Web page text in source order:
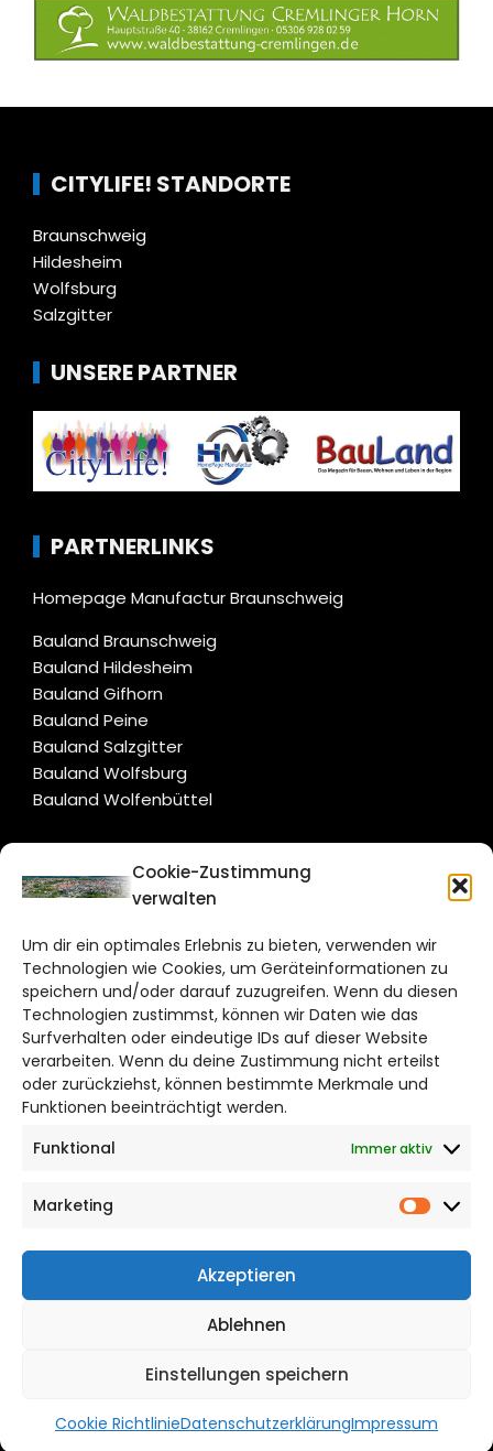
Cookie-Zustimmung
verwalten
Um dir ein optimales Erlebnis zu bieten, verwenden wir
Technologien wie Cookies, um Geräteinformationen zu
speichern und/oder darauf zuzugreifen. Wenn du diesen
Technologien zustimmst, können wir Daten wie das
Surfverhalten oder eindeutige IDs auf dieser Website
verarbeiten. Wenn du deine Zustimmung nicht erteilst
oder zurückziehst, können bestimmte Merkmale und
Funktionen beeinträchtigt werden.
Funktional
Immer aktiv
Marketing
Akzeptieren
Ablehnen
Einstellungen speichern
Cookie RichtlinieDatenschutzerklärungImpressum
CITYLIFE! STANDORTE
Braunschweig
Hildesheim
Wolfsburg
Salzgitter
UNSERE PARTNER
PARTNERLINKS
Homepage Manufactur Braunschweig
Bauland Braunschweig
Bauland Hildesheim
Bauland Gifhorn
Bauland Peine
Bauland Salzgitter
Bauland Wolfsburg
Bauland Wolfenbüttel
CITYLIFE!
Bruchtorwall 12
38100 Braunschweig
Telefon: 0531 387220 – 65
DAS STADTMAGAZIN FÜR
BRAUNSCHWEIG
Impressum
Cookie Richtlinie
CITYLIFE! BEI FACEBOOK
WordPress Theme |Viralby HashThemes